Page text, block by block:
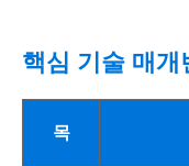
핵심 기술 매개
목